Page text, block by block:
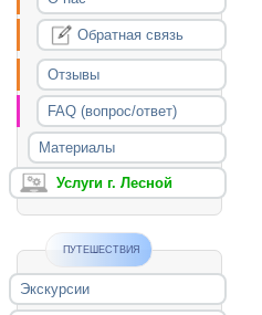
Обратная связь
Отзывы
FAQ (вопрос/ответ)
Материалы
Услуги г. Лесной
ПУТЕШЕСТВИЯ
Экскурсии